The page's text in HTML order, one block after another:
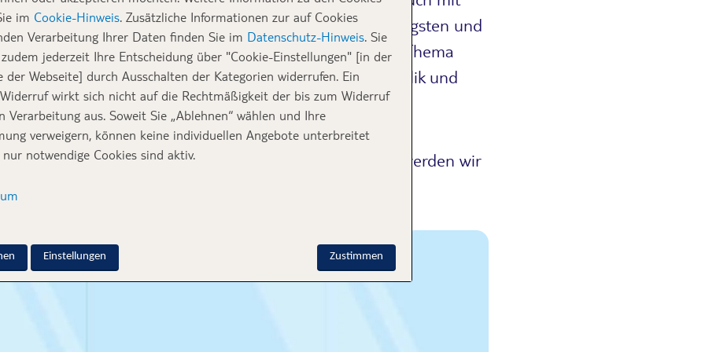
Berufalltags und lässt euch an den schönsten, lustigsten und
ihres Jobs teilhaben. Aktuell beschäftigt sie das Thema
November fliegt TUI fly in die Dominikanische Republik und
natürlich so einige Veränderungen mit sich!
wir davon geträumt, lange haben wir gefragt: Wann werden wir
die Langstrecke bekommen?
im Cookie-Hinweis. Zusätzliche Informationen zur auf Cookies
Verarbeitung Ihrer Daten finden Sie im Datenschutz-Hinweis. Sie
jederzeit Ihre Entscheidung über "Cookie-Einstellungen" [in der
der Webseite] durch Ausschalten der Kategorien widerrufen. Ein
wirkt sich nicht auf die Rechtmäßigkeit der bis zum Widerruf
Verarbeitung aus. Soweit Sie „Ablehnen“ wählen und Ihre
verweigern, können keine individuellen Angebote unterbreitet
nur notwendige Cookies sind aktiv.
Zustimmen
Einstellungen